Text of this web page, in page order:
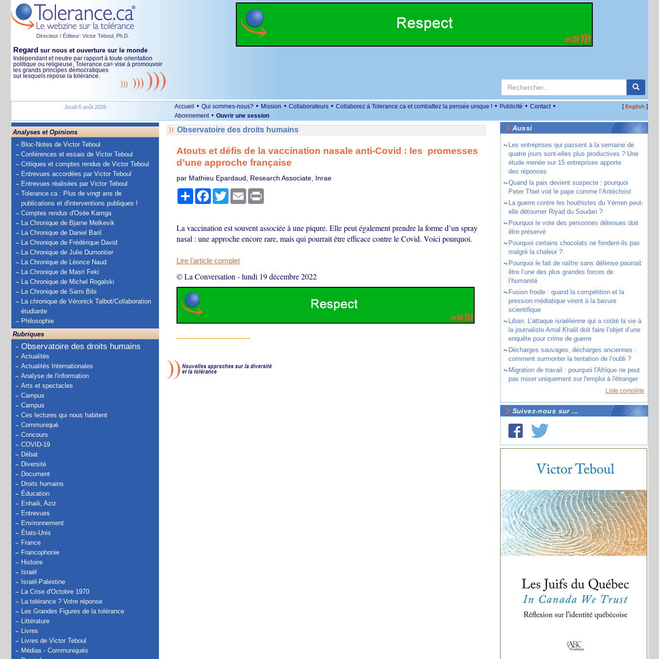
Directeur / Éditeur: Victor Teboul, Ph.D.
Regard sur nous et ouverture sur le monde
Indépendant et neutre par rapport à toute orientation
politique ou religieuse, Tolerance.ca® vise à promouvoir
les grands principes démocratiques
sur lesquels repose la tolérance.
Jeudi 6 août 2026 Accueil • Qui sommes-nous? • Mission • Collaborateurs • Collaborez à Tolerance.ca et combattez la pensée unique ! • Publicité • Contact •
Abonnement • Ouvrir une session
[English ]
Analyses et Opinions
Bloc-Notes de Victor Teboul
Conférences et essais de Victor Teboul
Critiques et comptes rendus de Victor Teboul
Entrevues accordées par Victor Teboul
Entrevues réalisées par Victor Teboul
Tolerance.ca : Plus de vingt ans de
publications et d'interventions publiques !
Comptes rendus d'Osée Kamga
La Chronique de Bjarne Melkevik
La Chronique de Daniel Baril
La Chronique de Frédérique David
La Chronique de Julie Dumontier
La Chronique de Léonce Naud
La Chronique de Masri Feki
La Chronique de Michel Rogalski
La Chronique de Sami Bibi
La chronique de Véronick Talbot/Collaboration
étudiante
Philosophie
Rubriques
Observatoire des droits humains
Actualités
Actualités Internationales
Analyse de l'information
Arts et spectacles
Campus
Campus
Ces lectures qui nous habitent
Communiqué
Concours
COVID-19
Débat
Diversité
Document
Droits humains
Éducation
Enhaili, Aziz
Entrevues
Environnement
États-Unis
France
Francophonie
Histoire
Israël
Israël-Palestine
La Crise d'Octobre 1970
La tolérance ? Votre réponse
Les Grandes Figures de la tolérance
Littérature
Livres
Livres de Victor Teboul
Médias - Communiqués
Observatoire des droits humains
Atouts et défis de la vaccination nasale anti-Covid : les promesses
d’une approche française
par Mathieu Epardaud, Research Associate, Inrae
PartagerFacebook
TwitterEmail Print
La vaccination est souvent associée à une piqure. Elle peut également prendre la forme d’un spray
nasal : une approche encore rare, mais qui pourrait être efficace contre le Covid. Voici pourquoi.
Lire l'article complet
© La Conversation -lundi 19 décembre 2022
Aussi
~ Les entreprises qui passent à la semaine de
quatre jours sont-elles plus productives ? Une
étude menée sur 15 entreprises apporte
des réponses
~Quand la paix devient suspecte : pourquoi
Peter Thiel voit le pape comme l’Antéchrist
~ La guerre contre les houthistes du Yémen peut-
elle détourner Riyad du Soudan ?
~ Pourquoi le vote des personnes détenues doit
être préservé
~ Pourquoi certains chocolats ne fondent-ils pas
malgré la chaleur ?
~ Pourquoi le fait de naître sans défense pourrait
être l’une des plus grandes forces de
l’humanité
~ Fusion froide : quand la compétition et la
pression médiatique virent à la bavure
scientifique
~ Liban. L’attaque israélienne qui a coûté la vie à
la journaliste Amal Khalil doit faire l’objet d’une
enquête pour crime de guerre
~ Décharges sauvages, décharges anciennes :
comment surmonter la tentation de l’oubli ?
~ Migration de travail : pourquoi l'Afrique ne peut
pas miser uniquement sur l'emploi à l'étranger
Liste complète
Suivez-nous sur ...